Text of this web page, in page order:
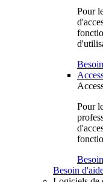
Pour
Pour
Besoin